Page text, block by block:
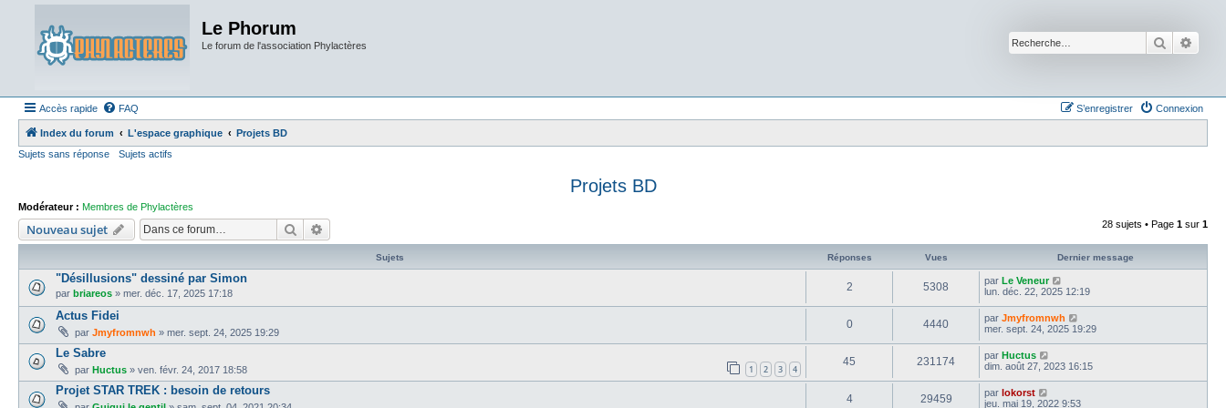
Le Phorum
Le forum de l'association Phylactères
Accès rapide FAQ Connexion
S’enregistrer
Index du forum L'espace graphique
Projets BD
Sujets sans réponse
Sujets actifs
Projets BD
Modérateur : Membres de Phylactères
Nouveau sujet Rechercher 28 sujets • Page 1 sur 1
Sujets Réponses Vues Dernier message
"Désillusions" dessiné par Simon
par briareos » mer. déc. 17, 2025 17:18
2 5308 par Le Veneur
lun. déc. 22, 2025 12:19
Actus Fidei
par Jmyfromnwh » mer. sept. 24, 2025 19:29
0 4440 par Jmyfromnwh
mer. sept. 24, 2025 19:29
Le Sabre
par Huctus » ven. févr. 24, 2017 18:58 1 2 3 4
45 231174 par Huctus
dim. août 27, 2023 16:15
Projet STAR TREK : besoin de retours
4 29459 par lokorst
jeu. mai 19, 2022 9:53